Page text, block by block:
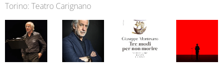
Torino: Teatro Carignano